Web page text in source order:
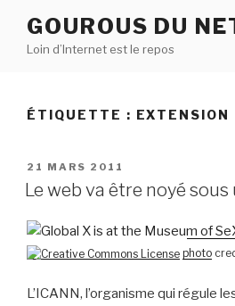
contenu
GOUROUS DU
Loin d’Internet est le repos
ÉTIQUETTE : EXTENSION
PUBLIÉ
LE
21 MARS 2011
Le web va être noyé
photo
L’ICANN, l’organisme qui régule